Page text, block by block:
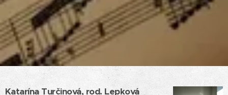
Katarína Turčinová, rod. Lepková